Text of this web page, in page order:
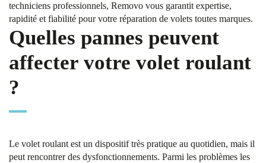
techniciens professionnels, Removo vous garantit expertise,
rapidité et fiabilité pour votre réparation de volets toutes marques.
Quelles pannes peuvent
affecter votre volet roulant
?
Le volet roulant est un dispositif très pratique au quotidien, mais il
peut rencontrer des dysfonctionnements. Parmi les problèmes les